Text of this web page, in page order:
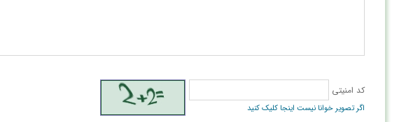
کد امنیتی
اگر تصویر خوانا نیست اینجا کلیک کنید